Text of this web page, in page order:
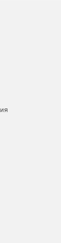
трафика,
доступ к
систем